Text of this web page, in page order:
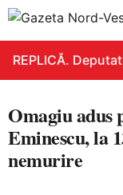
REPLICĂ.
Omagiu
Eminescu, la
nemurire